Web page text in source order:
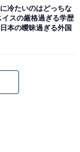
に冷たいのはどっちな
イスの厳格過ぎる学歴
本の曖昧過ぎる外国